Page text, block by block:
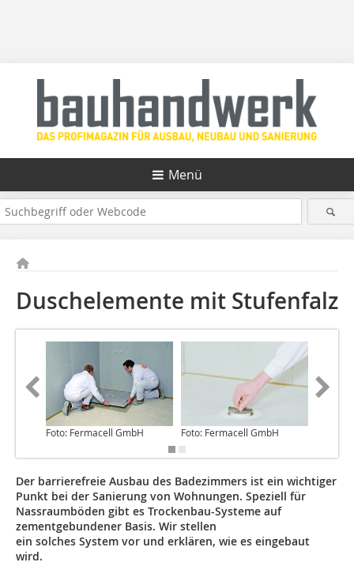
Menü
Duschelemente mit Stufenfalz
Foto: Fermacell GmbH Foto: Fermacell GmbH
Der barrierefreie Ausbau des Badezimmers ist ein wichtiger
Punkt bei der Sanierung von Wohnungen. Speziell für
Nassraumböden gibt es Trockenbau-Systeme auf
zementgebundener Basis. Wir stellen
ein solches System vor und erklären, wie es eingebaut
wird.